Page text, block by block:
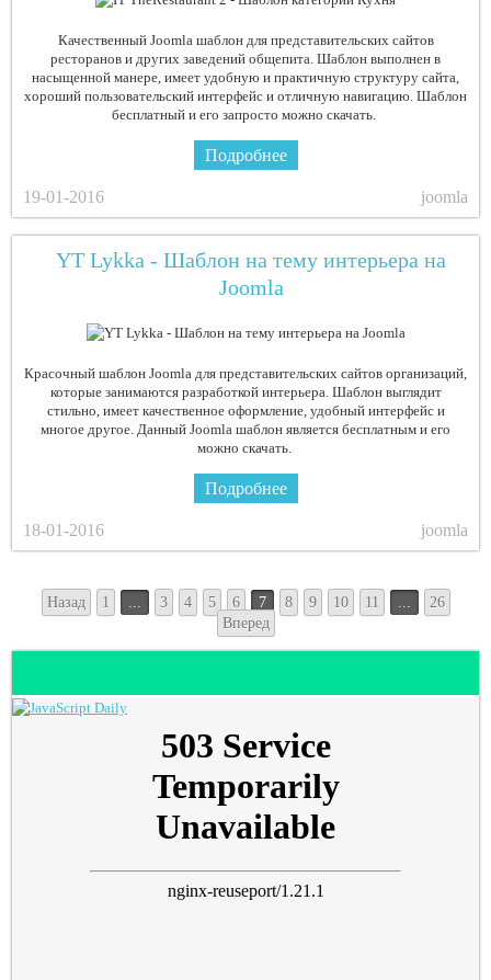
Качественный Joomla шаблон для представительских сайтов
ресторанов и других заведений общепита. Шаблон выполнен в
насыщенной манере, имеет удобную и практичную структуру сайта,
хороший пользовательский интерфейс и отличную навигацию. Шаблон
бесплатный и его запросто можно скачать.
Подробнее
19-01-2016 joomla
YT Lykka - Шаблон на тему интерьера на
Joomla
Красочный шаблон Joomla для представительских сайтов организаций,
которые занимаются разработкой интерьера. Шаблон выглядит
стильно, имеет качественное оформление, удобный интерфейс и
многое другое. Данный Joomla шаблон является бесплатным и его
можно скачать.
Подробнее
18-01-2016 joomla
Назад 1 ... 3 4 5 6 7 8 9 10 11 ...
26
Вперед